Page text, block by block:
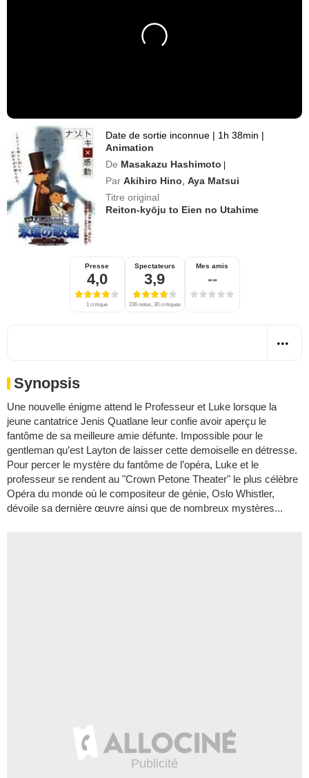
Date de sortie inconnue | 1h 38min |
Animation
De Masakazu Hashimoto |
Par Akihiro Hino ,Aya Matsui
Titre original
Reiton-kyōju to Eien no Utahime
Presse
4,0
1 critique
Spectateurs
3,9
236 notes, 30 critiques
Mes amis
--
Synopsis
Une nouvelle énigme attend le Professeur et Luke lorsque la
jeune cantatrice Jenis Quatlane leur confie avoir aperçu le
fantôme de sa meilleure amie défunte. Impossible pour le
gentleman qu’est Layton de laisser cette demoiselle en détresse.
Pour percer le mystère du fantôme de l’opéra, Luke et le
professeur se rendent au "Crown Petone Theater" le plus célèbre
Opéra du monde où le compositeur de génie, Oslo Whistler,
dévoile sa dernière œuvre ainsi que de nombreux mystères...